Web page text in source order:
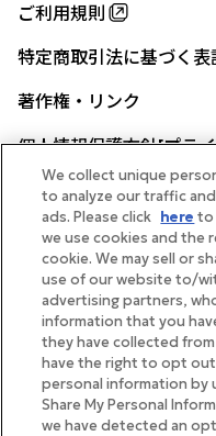
ご利用規則
特定商取引法に基づく表
著作権・リンク
個人情報保護方針[プラ
帝国ホテ
FOLLOW
We collect unique
to analyze our traffic
ads. Please click here to
we use cookies and the
cookie. We may sell or
use of our website to/
advertising partners,
information that you
they have collected
have the right to opt
personal information by
Share My Personal
we have detected an